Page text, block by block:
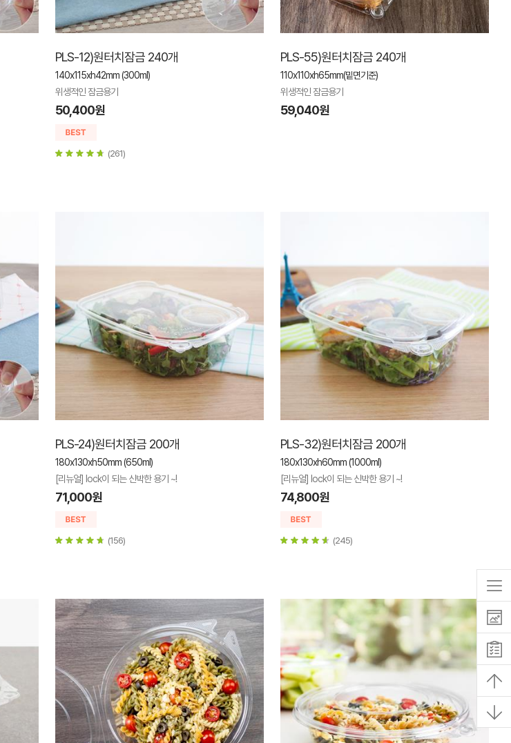
PLS-12)원터치잠금 240개
140x115xh42mm (300ml)
위생적인 잠금용기
50,400원
(261)
PLS-55)원터치잠금 240개
110x110xh65mm(밑면기준)
위생적인 잠금용기
59,040원
PLS-24)원터치잠금 200개
180x130xh50mm (650ml)
[리뉴얼] lock이 되는 신박한 용기 ~!
71,000원
(156)
PLS-32)원터치잠금 200개
180x130xh60mm (1000ml)
[리뉴얼] lock이 되는 신박한 용기 ~!
74,800원
(245)